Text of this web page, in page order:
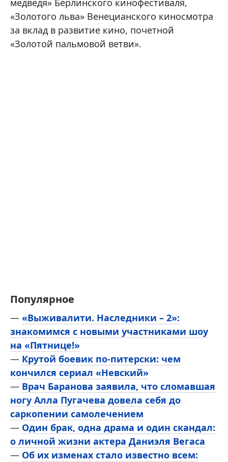
медведя» Берлинского кинофестиваля,
«Золотого льва» Венецианского киносмотра
за вклад в развитие кино, почетной
«Золотой пальмовой ветви».
Популярное
— «Выживалити. Наследники – 2»:
знакомимся с новыми участниками шоу
на «Пятнице!»
— Крутой боевик по-питерски: чем
кончился сериал «Невский»
— Врач Баранова заявила, что сломавшая
ногу Алла Пугачева довела себя до
саркопении самолечением
— Один брак, одна драма и один скандал:
о личной жизни актера Даниэля Вегаса
— Об их изменах стало известно всем: